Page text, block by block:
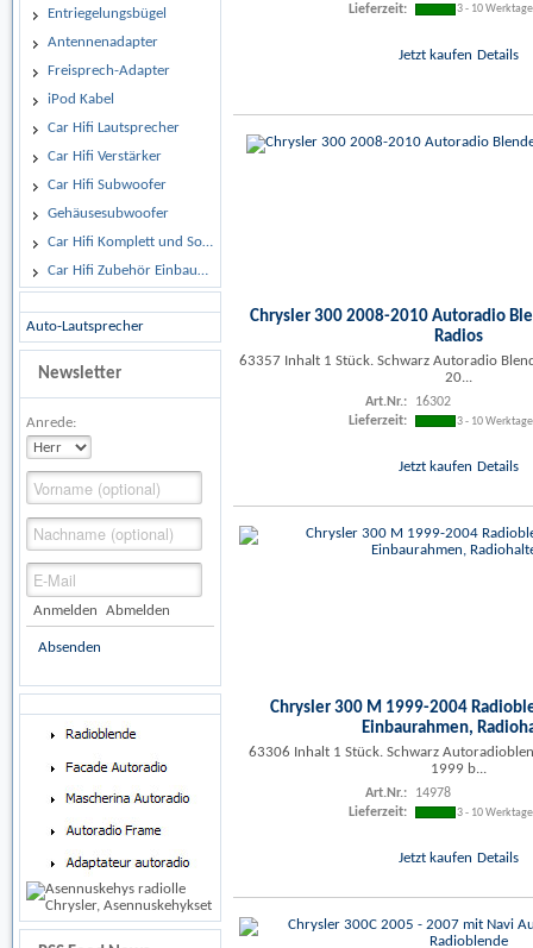
Entriegelungsbügel
Antennenadapter
Freisprech-Adapter
iPod Kabel
Car Hifi Lautsprecher
Car Hifi Verstärker
Car Hifi Subwoofer
Gehäusesubwoofer
Car Hifi Komplett und Sonderangebote
Car Hifi Zubehör Einbaumaterial
Auto-Lautsprecher
Newsletter
Anrede:
Anmelden Abmelden
Absenden
Lieferzeit:
3 - 10 Werktage
Jetzt kaufen Details
Chrysler 300 2008-2010 Autoradio
Radios
63357 Inhalt 1 Stück. Schwarz Autoradio
20...
Art.Nr.:
16302
Lieferzeit:
3 - 10 Werktage
Jetzt kaufen Details
Chrysler 300 M 1999-2004
Einbaurahmen,
63306 Inhalt 1 Stück. Schwarz
1999 b...
Art.Nr.:
14978
Lieferzeit:
3 - 10 Werktage
Jetzt kaufen Details